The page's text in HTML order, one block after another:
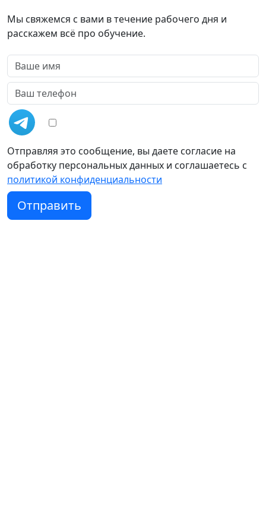
Мы свяжемся с вами в течение рабочего дня и
расскажем всё про обучение.
Отправляя это сообщение, вы даете согласие на
обработку персональных данных и соглашаетесь c
политикой конфиденциальности
Отправить